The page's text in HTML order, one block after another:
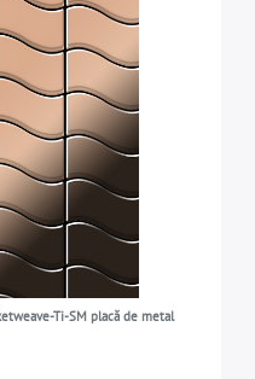
Ti-SM placă de metal